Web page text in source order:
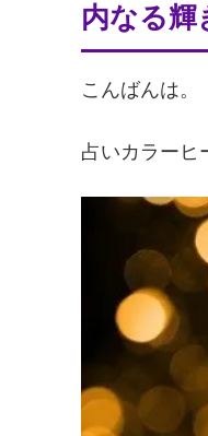
内なる輝
こんばんは。
占いカラー